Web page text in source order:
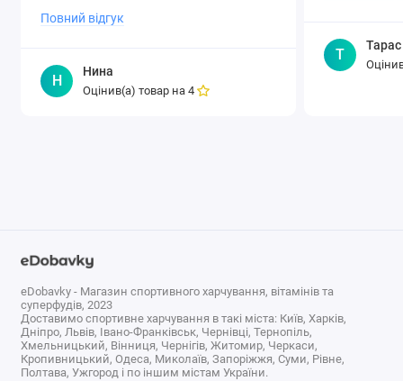
организма и уберегающих от
употребления. И если вы начнете
давать детям средство в капсулах с
Повний відгук
Н
Нина
Оцінив(а) товар на 4
Т
Тарас
eDobavky - Магазин спортивного харчування, вітамінів та
суперфудів, 2023
Доставимо спортивне харчування в такі міста: Київ, Харків,
Дніпро, Львів, Івано-Франківськ, Чернівці, Тернопіль,
Хмельницький, Вінниця, Чернігів, Житомир, Черкаси,
Кропивницький, Одеса, Миколаїв, Запоріжжя, Суми, Рівне,
Полтава, Ужгород і по іншим містам України.